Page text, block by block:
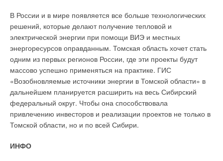
В России и в мире появляется все больше технологических
решений, которые делают получение тепловой и
электрической энергии при помощи ВИЭ и местных
энергоресурсов оправданным. Томская область хочет стать
одним из первых регионов России, где эти проекты будут
массово успешно применяться на практике. ГИС
«Возобновляемые источники энергии в Томской области» в
дальнейшем планируется расширить на весь Сибирский
федеральный округ. Чтобы она способствовала
привлечению инвесторов и реализации проектов не только в
Томской области, но и по всей Сибири.
ИНФО
автоматического регулирования. В частности, на сервисном
уровне по просьбе пользователя можно активировать
возможность самостоятельного изменения им кнопками
управления рабочего режима (нормальный / пониженный /
таймер / выкл.), выставить определенные минимальные и
максимальные значения, в пределах которых владелец
помещений сможет регулировать температуру.
Тут же осуществляется активация функции блокировки
кнопок спустя 30 минут (при нажатии любой кнопки на
экране появляется изображение в виде замка. На сервисном
часовой), а также производят ряд в той или иной степени